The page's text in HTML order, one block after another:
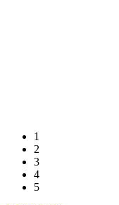
1
2
3
4
5